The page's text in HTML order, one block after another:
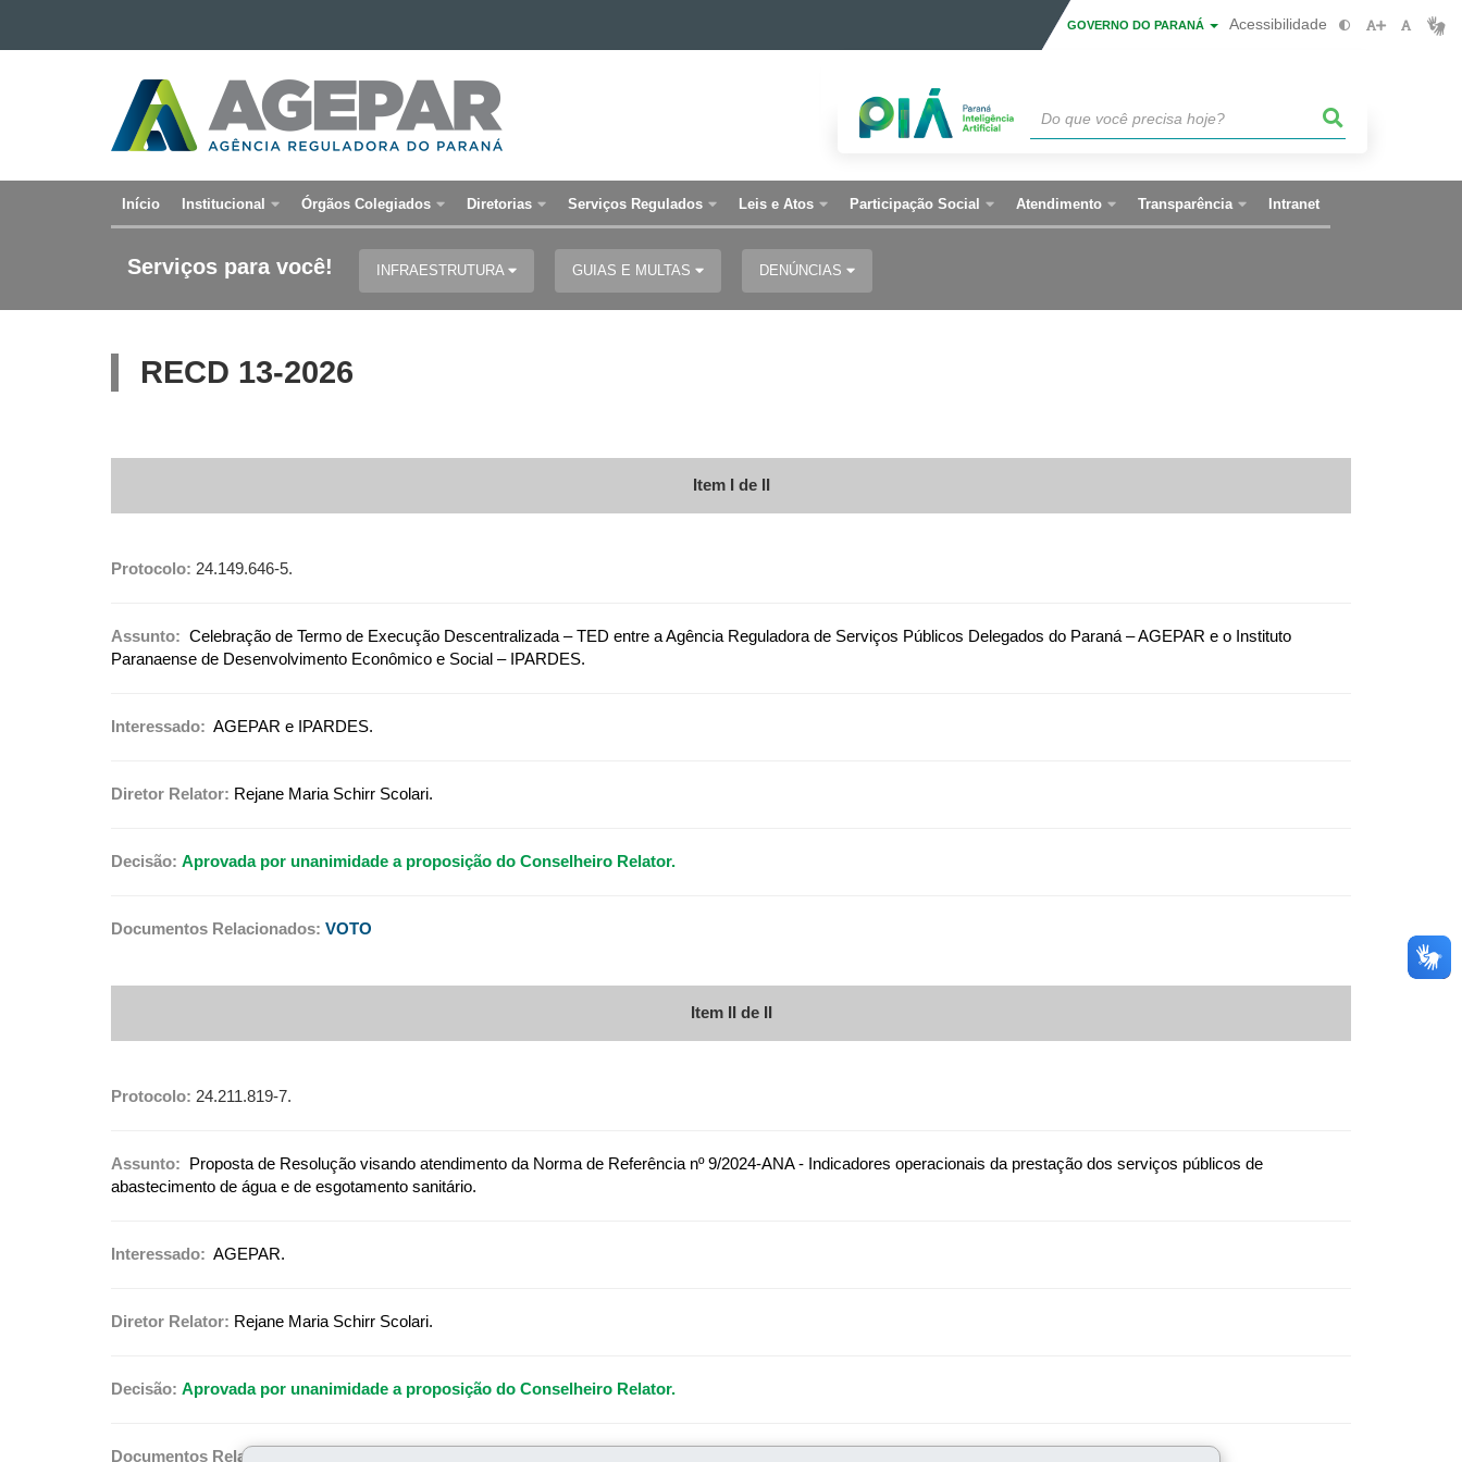
Ir para a navegação
GOVERNO DO PARANÁ Acessibilidade
AGÊNCIA
REGULADORA
DO
Navegação
principal
Início Institucional Órgãos Colegiados Diretorias Serviços Regulados Leis e Atos Participação Social Atendimento Transparência Intranet
Serviços para você! INFRAESTRUTURA GUIAS E MULTAS DENÚNCIAS
RECD 13-2026
Item I de II
Protocolo: 24.149.646-5.
Assunto: Celebração de Termo de Execução Descentralizada – TED entre a Agência Reguladora de Serviços Públicos Delegados do Paraná – AGEPAR e o Instituto
Paranaense de Desenvolvimento Econômico e Social – IPARDES.
Interessado: AGEPAR e IPARDES.
Diretor Relator: Rejane Maria Schirr Scolari.
Decisão: Aprovada por unanimidade a proposição do Conselheiro Relator.
Documentos Relacionados: VOTO
Item II de II
Protocolo: 24.211.819-7.
Assunto:
Proposta de Resolução visando atendimento da Norma de Referência nº 9/2024-ANA - Indicadores operacionais da prestação dos serviços públicos de
abastecimento de água e de esgotamento sanitário.
Interessado: AGEPAR.
Diretor Relator: Rejane Maria Schirr Scolari.
Decisão: Aprovada por unanimidade a proposição do Conselheiro Relator.
Documentos Relacionados: